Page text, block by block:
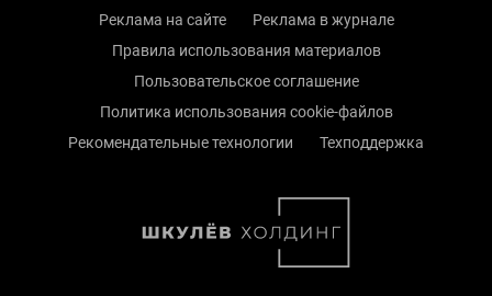
Реклама на сайте
Реклама в журнале
Правила использования материалов
Пользовательское соглашение
Политика использования cookie-файлов
Рекомендательные технологии
Техподдержка